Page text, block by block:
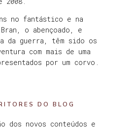
no fantástico e na
o abençoado, e
da guerra, têm sido os
com mais de uma
por um corvo.
DO BLOG
dos novos conteúdos e